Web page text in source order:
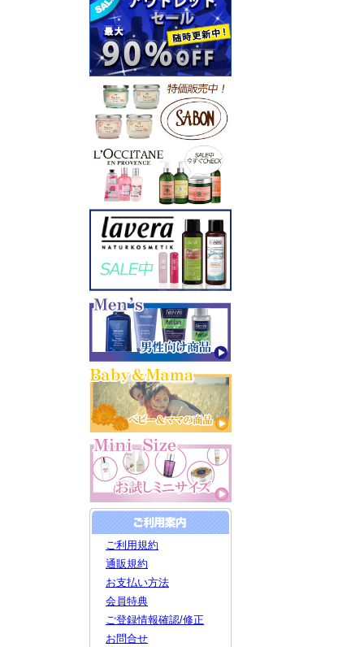
ご利用規約
通販規約
お支払い方法
会員特典
ご登録情報確認/修正
お問合せ